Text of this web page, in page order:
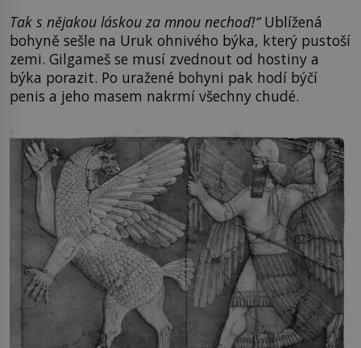
Tak s nějakou láskou za mnou nechoď!“Ublížená
bohyně sešle na Uruk ohnivého býka, který pustoší
zemi. Gilgameš se musí zvednout od hostiny a
býka porazit. Po uražené bohyni pak hodí býčí
penis a jeho masem nakrmí všechny chudé.